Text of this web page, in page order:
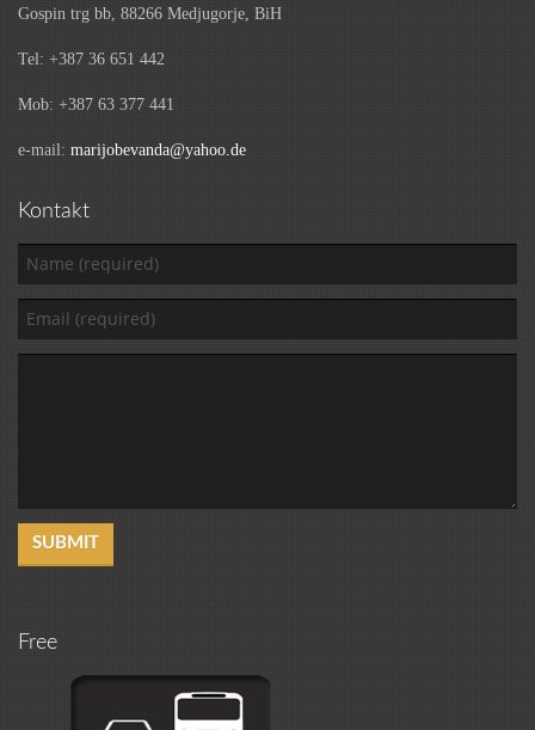
Gospin trg bb, 88266 Medjugorje, BiH
Tel: +387 36 651 442
Mob: +387 63 377 441
e-mail: marijobevanda@yahoo.de
Kontakt
Free